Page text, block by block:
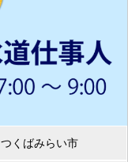
つくばみらい市